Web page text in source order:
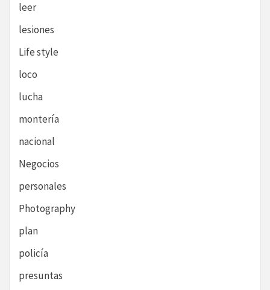
leer
lesiones
Life style
loco
lucha
montería
nacional
Negocios
personales
Photography
plan
policía
presuntas